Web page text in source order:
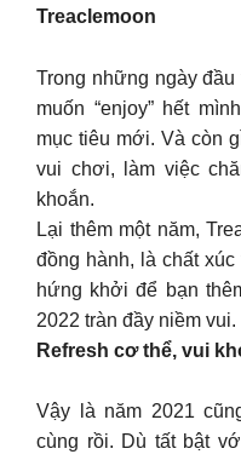
Treaclemoon
Trong những ngày
muốn “enjoy” hết
mục tiêu mới. Và còn
vui chơi, làm việc
khoắn.
Lại thêm một năm,
đồng hành, là chất
hứng khởi để bạn
2022 tràn đầy niềm vui.
Refresh cơ thể, vui
Vậy là năm 2021
cùng rồi. Dù tất bật